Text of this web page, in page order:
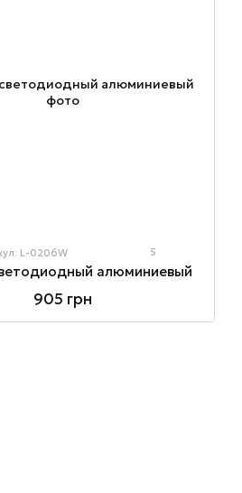
L-0206W 5
алюминиевый
905 грн